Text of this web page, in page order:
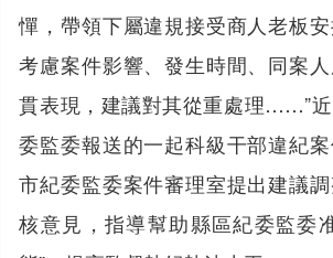
憚，帶領下屬違規接受商人老板
考慮案件影響、發生時間、同案
貫表現，建議對其從重處理……”
委監委報送的一起科級干部違紀
市紀委監委案件審理室提出建議
核意見，指導幫助縣區紀委監委